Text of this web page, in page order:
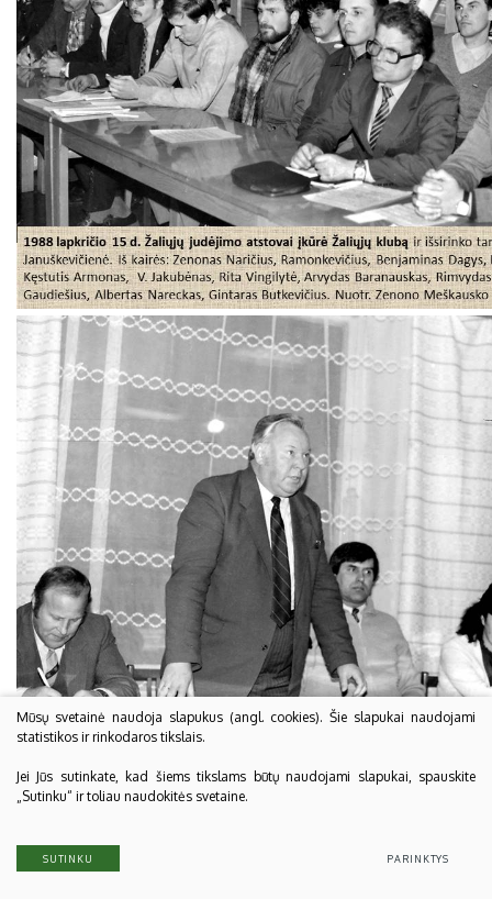
Mūsų svetainė naudoja slapukus (angl. cookies). Šie slapukai naudojami
statistikos ir rinkodaros tikslais.
Jei Jūs sutinkate, kad šiems tikslams būtų naudojami slapukai, spauskite
„Sutinku“ ir toliau naudokitės svetaine.
SUTINKU PARINKTYS